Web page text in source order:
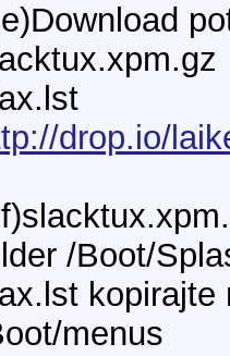
drop.io/
/Boot/
kopirajte
menus